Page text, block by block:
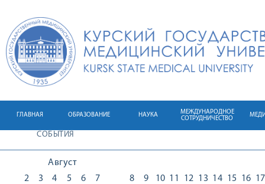
ГЛАВНАЯ ОБРАЗОВАНИЕ НАУКА
МЕЖДУНАРОДНОЕ
СОТРУДНИЧЕСТВО
СОБЫТИЯ
Август
2
3
4
5
6
7
8
9
10 11
12 13 14 15
16 17